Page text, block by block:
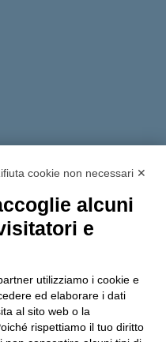
Privacy Policy
di accessibilità
cookie non necessari ✕
alcuni
e
utilizziamo i cookie e
ed elaborare i dati
al sito web o la
rispettiamo il tuo diritto